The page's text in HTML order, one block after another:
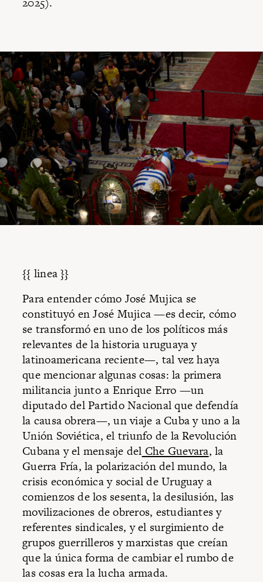
{{ linea }}
Para entender cómo José Mujica se
constituyó en José Mujica —es decir, cómo
se transformó en uno de los políticos más
relevantes de la historia uruguaya y
latinoamericana reciente—, tal vez haya
que mencionar algunas cosas: la primera
militancia junto a Enrique Erro —un
diputado del Partido Nacional que defendía
la causa obrera—, un viaje a Cuba y uno a la
Unión Soviética, el triunfo de la Revolución
Cubana y el mensaje del Che Guevara, la
Guerra Fría, la polarización del mundo, la
crisis económica y social de Uruguay a
comienzos de los sesenta, la desilusión, las
movilizaciones de obreros, estudiantes y
referentes sindicales, y el surgimiento de
grupos guerrilleros y marxistas que creían
que la única forma de cambiar el rumbo de
las cosas era la lucha armada.